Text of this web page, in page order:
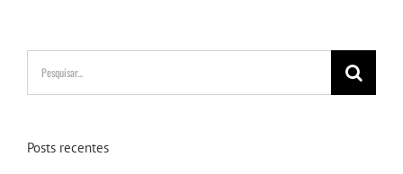
Buscar
resultados
para:
Posts recentes